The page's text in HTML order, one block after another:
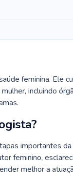
feminina. Ele
incluindo
importantes
feminino,
melhor a